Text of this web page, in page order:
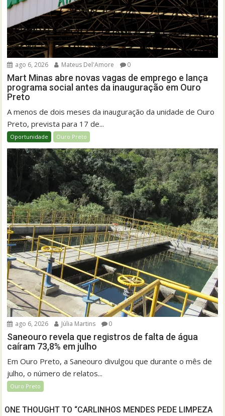
ago 6, 2026 Mateus Del'Amore 0
Mart Minas abre novas vagas de emprego e lança
programa social antes da inauguração em Ouro
Preto
A menos de dois meses da inauguração da unidade de Ouro
Preto, prevista para 17 de...
Oportunidade Ouro Preto
ago 6, 2026 Júlia Martins 0
Saneouro revela que registros de falta de água
caíram 73,8% em julho
Em Ouro Preto, a Saneouro divulgou que durante o mês de
julho, o número de relatos...
Ouro Preto
ONE THOUGHT TO “CARLINHOS MENDES PEDE LIMPEZA